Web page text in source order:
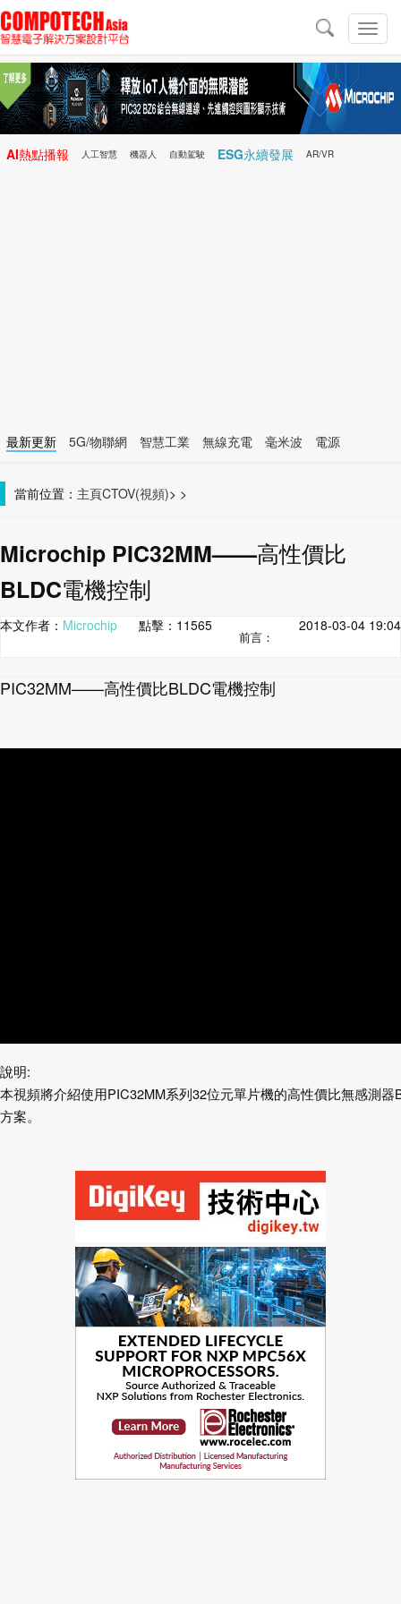
切
換
導
導
航
AI熱點播報 人工智慧 機器人 自動駕駛 ESG永續發展 AR/VR
最新更新 5G/物聯網 智慧工業 無線充電 毫米波
電源
當前位置： 主頁 >
CTOV(視頻) >
Microchip PIC32MM——高性價比
BLDC電機控制
本文作者： Microchip 點擊： 11565 2018-03-04 19:04
前言：
PIC32MM——高性價比BLDC電機控制
說明:
本視頻將介紹使用PIC32MM系列32位元單片機的高性價比無感測器
方案。